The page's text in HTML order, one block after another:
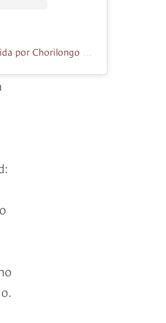
Una publicación compartida por Chorilongo Ahora Longo’s (@soylongos)